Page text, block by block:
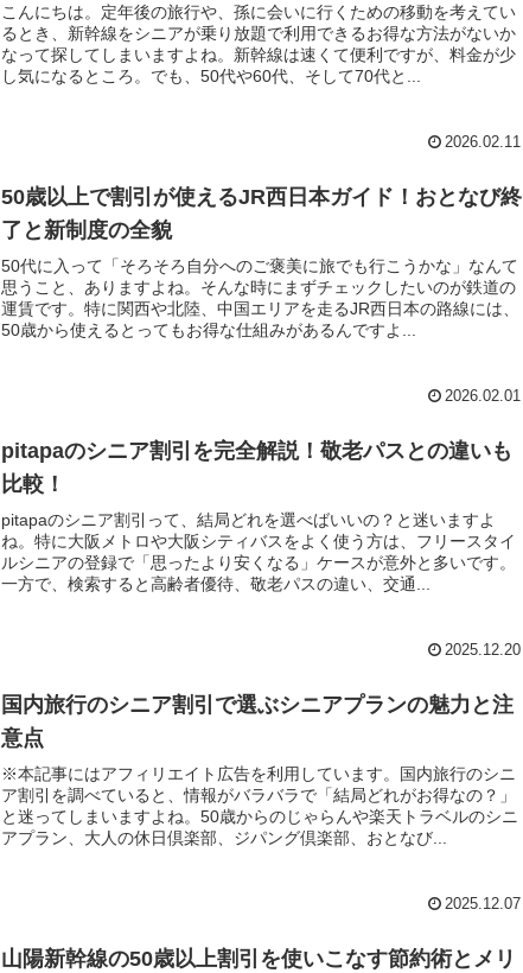
こんにちは。定年後の旅行や、孫に会いに行くための移動を考えてい
るとき、新幹線をシニアが乗り放題で利用できるお得な方法がないか
なって探してしまいますよね。新幹線は速くて便利ですが、料金が少
し気になるところ。でも、50代や60代、そして70代と...
2026.02.11
50歳以上で割引が使えるJR西日本ガイド！おとなび終
了と新制度の全貌
50代に入って「そろそろ自分へのご褒美に旅でも行こうかな」なんて
思うこと、ありますよね。そんな時にまずチェックしたいのが鉄道の
運賃です。特に関西や北陸、中国エリアを走るJR西日本の路線には、
50歳から使えるとってもお得な仕組みがあるんですよ...
2026.02.01
pitapaのシニア割引を完全解説！敬老パスとの違いも
比較！
pitapaのシニア割引って、結局どれを選べばいいの？と迷いますよ
ね。特に大阪メトロや大阪シティバスをよく使う方は、フリースタイ
ルシニアの登録で「思ったより安くなる」ケースが意外と多いです。
一方で、検索すると高齢者優待、敬老パスの違い、交通...
2025.12.20
国内旅行のシニア割引で選ぶシニアプランの魅力と注
意点
※本記事にはアフィリエイト広告を利用しています。国内旅行のシニ
ア割引を調べていると、情報がバラバラで「結局どれがお得なの？」
と迷ってしまいますよね。50歳からのじゃらんや楽天トラベルのシニ
アプラン、大人の休日倶楽部、ジパング倶楽部、おとなび...
2025.12.07
山陽新幹線の50歳以上割引を使いこなす節約術とメリ